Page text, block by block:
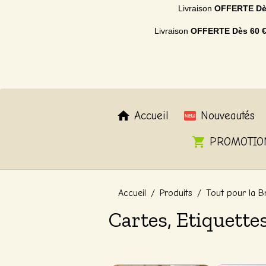
Livraison OFFERTE
Livraison OFFERTE Dès 60 €
Accueil Nouveautés
Accueil Produits Tout pour la
Cartes,